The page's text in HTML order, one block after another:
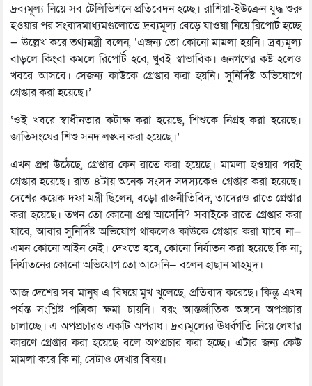
দ্রব্যমূল্য নিয়ে সব টেলিভিশনে প্রতিবেদন হচ্ছে। রাশিয়া-ইউক্রেন যুদ্ধ শুরু
হওয়ার পর সংবাদমাধ্যমগুলোতে দ্রব্যমূল্য বেড়ে যাওয়া নিয়ে রিপোর্ট হচ্ছে
— উল্লেখ করে তথ্যমন্ত্রী বলেন, ‘এজন্য তো কোনো মামলা হয়নি। দ্রব্যমূল্য
বাড়লে কিংবা কমলে রিপোর্ট হবে, খুবই স্বাভাবিক। জনগণের কষ্ট হলেও
খবরে আসবে। সেজন্য কাউকে গ্রেপ্তার করা হয়নি। সুনির্দিষ্ট অভিযোগে
গ্রেপ্তার করা হয়েছে।’
‘ওই খবরে স্বাধীনতার কটাক্ষ করা হয়েছে, শিশুকে নিগ্রহ করা হয়েছে।
জাতিসংঘের শিশু সনদ লঙ্ঘন করা হয়েছে।’
এখন প্রশ্ন উঠেছে, গ্রেপ্তার কেন রাতে করা হয়েছে। মামলা হওয়ার পরই
গ্রেপ্তার হয়েছে। রাত ৪টায় অনেক সংসদ সদস্যকেও গ্রেপ্তার করা হয়েছে।
দেশের কয়েক দফা মন্ত্রী ছিলেন, বড়ো রাজনীতিবিদ, তাদেরও রাতে গ্রেপ্তার
করা হয়েছে। তখন তো কোনো প্রশ্ন আসেনি? সবাইকে রাতে গ্রেপ্তার করা
যাবে, আবার সুনির্দিষ্ট অভিযোগ থাকলেও কাউকে গ্রেপ্তার করা যাবে না—
এমন কোনো আইন নেই। দেখতে হবে, কোনো নির্যাতন করা হয়েছে কি না;
নির্যাতনের কোনো অভিযোগ তো আসেনি— বলেন হাছান মাহমুদ।
আজ দেশের সব মানুষ এ বিষয়ে মুখ খুলেছে, প্রতিবাদ করেছে। কিন্তু এখন
পর্যন্ত সংশ্লিষ্ট পত্রিকা ক্ষমা চায়নি। বরং আন্তর্জাতিক অঙ্গনে অপপ্রচার
চালাচ্ছে। এ অপপ্রচারও একটি অপরাধ। দ্রব্যমূল্যের ঊর্ধ্বগতি নিয়ে লেখার
কারণে গ্রেপ্তার করা হয়েছে বলে অপপ্রচার করা হচ্ছে। এটার জন্য কেউ
মামলা করে কি না, সেটাও দেখার বিষয়।